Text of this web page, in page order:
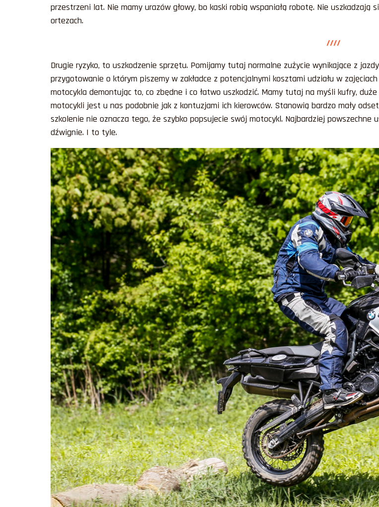
przestrzeni lat. Nie mamy urazów głowy, bo kaski robią wspaniałą robotę. Nie
ortezach.
////
Drugie ryzyko, to uszkodzenie sprzętu. Pomijamy tutaj normalne zużycie wynikające z
przygotowanie o którym piszemy w zakładce z potencjalnymi kosztami udziału w
motocykla demontując to, co zbędne i co łatwo uszkodzić. Mamy tutaj na myśli kufry,
motocykli jest u nas podobnie jak z kontuzjami ich kierowców. Stanowią bardzo mały
szkolenie nie oznacza tego, że szybko popsujecie swój motocykl. Najbardziej powszechne
dźwignie. I to tyle.